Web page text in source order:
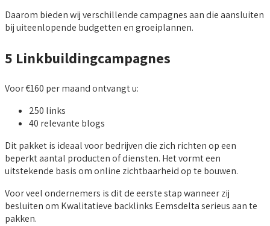
Daarom bieden wij verschillende campagnes aan die aansluiten
bij uiteenlopende budgetten en groeiplannen.
5 Linkbuildingcampagnes
Voor €160 per maand ontvangt u:
250 links
40 relevante blogs
Dit pakket is ideaal voor bedrijven die zich richten op een
beperkt aantal producten of diensten. Het vormt een
uitstekende basis om online zichtbaarheid op te bouwen.
Voor veel ondernemers is dit de eerste stap wanneer zij
besluiten om Kwalitatieve backlinks Eemsdelta serieus aan te
pakken.